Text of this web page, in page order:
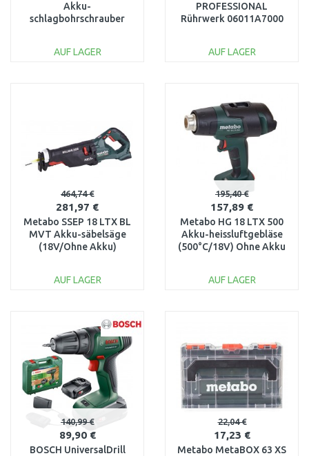
Akku-
schlagbohrschrauber
AUF LAGER
PROFESSIONAL
Rührwerk 06011A7000
AUF LAGER
Vergleichen
464,74 €
281,97 €
Metabo SSEP 18 LTX BL
MVT Akku-säbelsäge
(18V/Ohne Akku)
AUF LAGER
Vergleichen
195,40 €
157,89 €
Metabo HG 18 LTX 500
Akku-heissluftgebläse
(500°C/18V) Ohne Akku
AUF LAGER
140,99 €
89,90 €
BOSCH UniversalDrill
22,04 €
17,23 €
Metabo MetaBOX 63 XS